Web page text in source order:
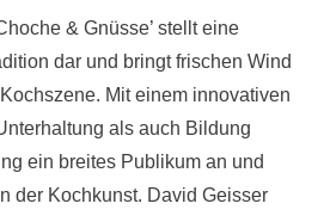
& Gnüsse’ stellt eine
dar und bringt frischen Wind
Mit einem innovativen
als auch Bildung
ein breites Publikum an und
der Kochkunst. David Geisser